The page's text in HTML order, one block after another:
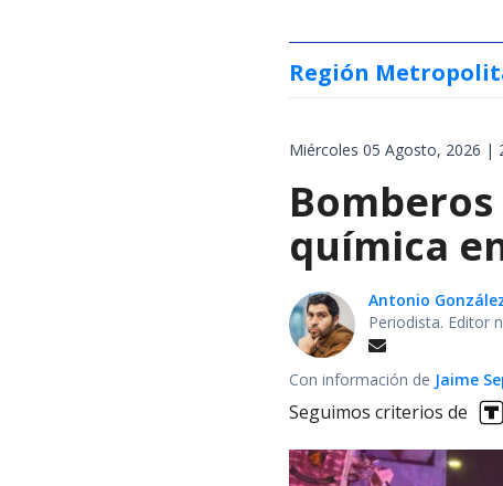
Región
Miércoles 05 Agosto, 2026 |
química
Antonio
Periodista. Editor
Con información de Jaime
Seguimos criterios de